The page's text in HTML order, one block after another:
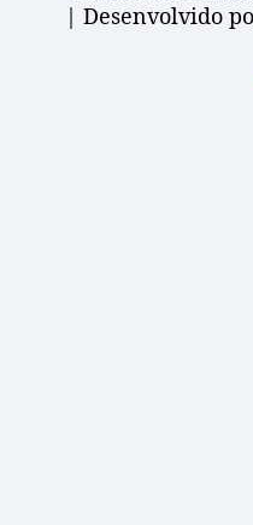
| Desenvolvido